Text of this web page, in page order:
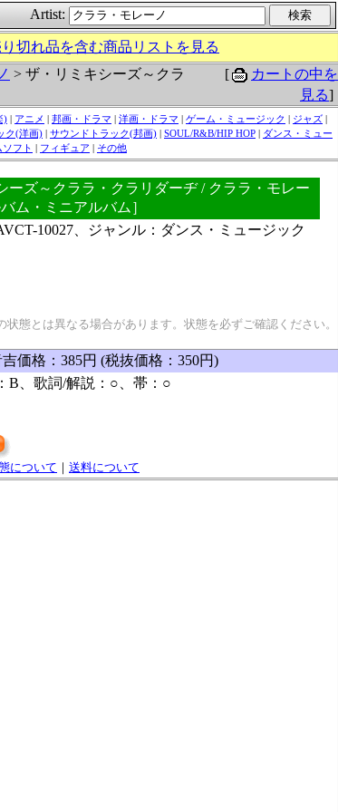
Artist:
切れ品を含む商品リストを見る
> ザ・リミキシーズ～クラ
[
カートの中を
見る]
) | アニメ | 邦画・ドラマ | 洋画・ドラマ | ゲーム・ミュージック | ジャズ |
ク(洋画) | サウンドトラック(邦画) | SOUL/R&B/HIP HOP | ダンス・ミュー
フト | フィギュア | その他
ーズ～クララ・クラリダーヂ / クララ・モレー
ム・ミニアルバム］
10027、ジャンル：ダンス・ミュージック
態とは異なる場合があります。状態を必ずご確認ください。
価格：385円 (税抜価格：350円)
B、歌詞/解説：○、帯：○
について ｜ 送料について